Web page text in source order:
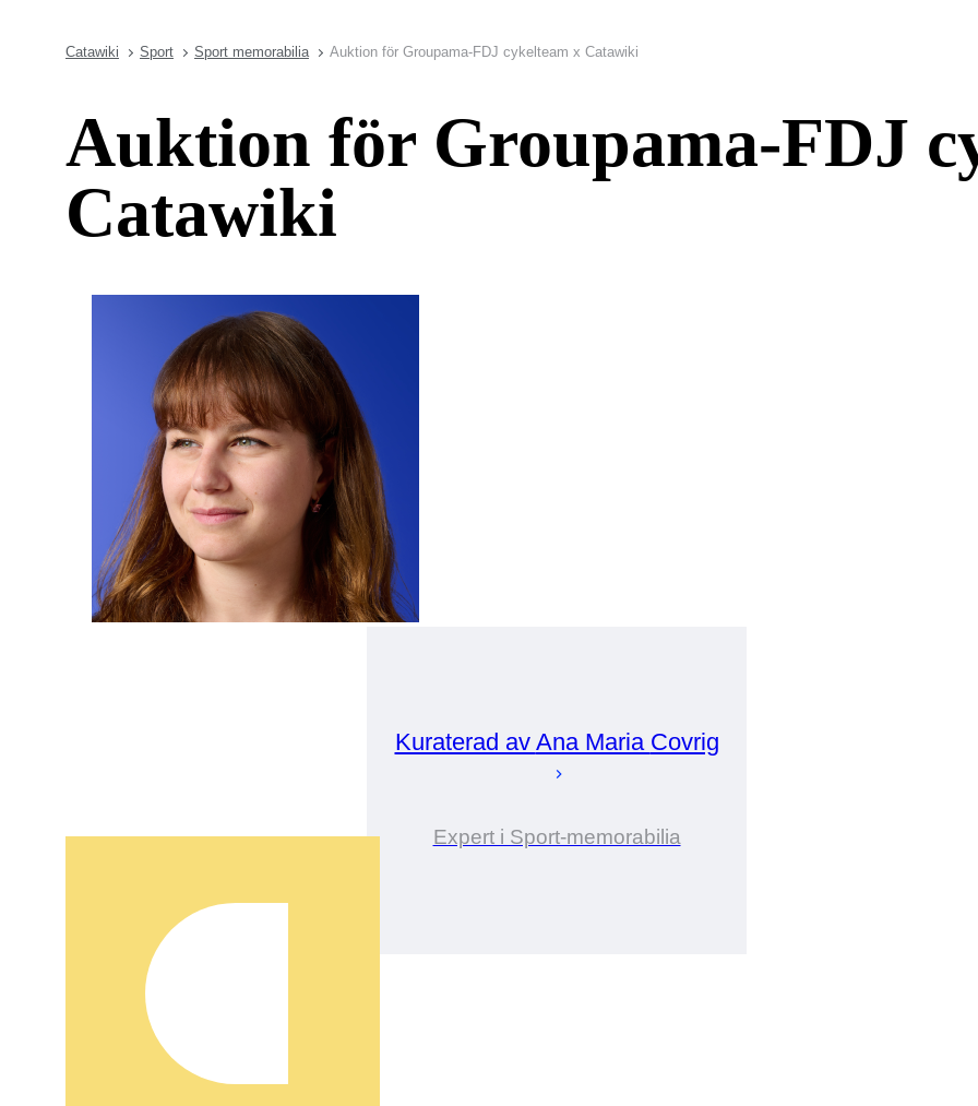
Catawiki Sport Sport memorabilia Auktion för Groupama-FDJ cykelteam x Catawiki
Auktion för Groupama-FDJ
Catawiki
Kuraterad av Ana Maria Covrig
Expert i Sport-memorabilia